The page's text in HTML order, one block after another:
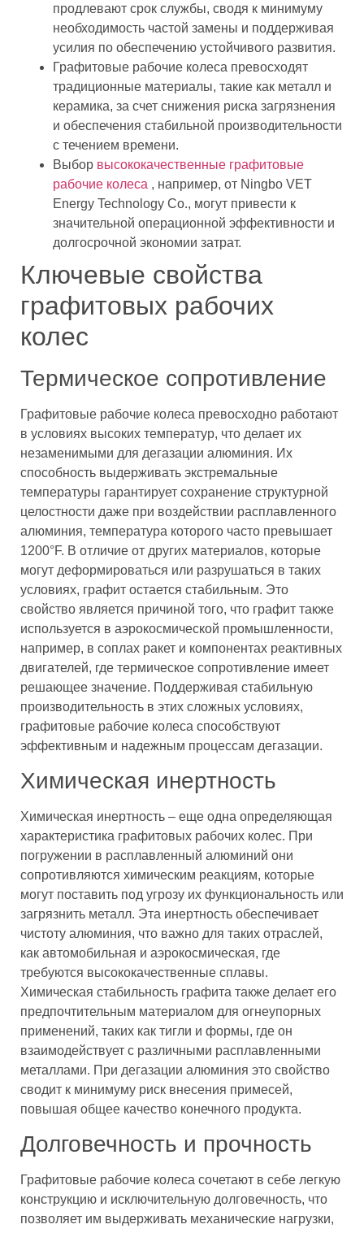
продлевают срок службы, сводя к минимуму
необходимость частой замены и поддерживая
усилия по обеспечению устойчивого развития.
Графитовые рабочие колеса превосходят
традиционные материалы, такие как металл и
керамика, за счет снижения риска загрязнения
и обеспечения стабильной производительности
с течением времени.
Выбор высококачественные графитовые
рабочие колеса , например, от Ningbo VET
Energy Technology Co., могут привести к
значительной операционной эффективности и
долгосрочной экономии затрат.
Ключевые свойства
графитовых рабочих
колес
Термическое сопротивление
Графитовые рабочие колеса превосходно работают
в условиях высоких температур, что делает их
незаменимыми для дегазации алюминия. Их
способность выдерживать экстремальные
температуры гарантирует сохранение структурной
целостности даже при воздействии расплавленного
алюминия, температура которого часто превышает
1200°F. В отличие от других материалов, которые
могут деформироваться или разрушаться в таких
условиях, графит остается стабильным. Это
свойство является причиной того, что графит также
используется в аэрокосмической промышленности,
например, в соплах ракет и компонентах реактивных
двигателей, где термическое сопротивление имеет
решающее значение. Поддерживая стабильную
производительность в этих сложных условиях,
графитовые рабочие колеса способствуют
эффективным и надежным процессам дегазации.
Химическая инертность
Химическая инертность – еще одна определяющая
характеристика графитовых рабочих колес. При
погружении в расплавленный алюминий они
сопротивляются химическим реакциям, которые
могут поставить под угрозу их функциональность или
загрязнить металл. Эта инертность обеспечивает
чистоту алюминия, что важно для таких отраслей,
как автомобильная и аэрокосмическая, где
требуются высококачественные сплавы.
Химическая стабильность графита также делает его
предпочтительным материалом для огнеупорных
применений, таких как тигли и формы, где он
взаимодействует с различными расплавленными
металлами. При дегазации алюминия это свойство
сводит к минимуму риск внесения примесей,
повышая общее качество конечного продукта.
Долговечность и прочность
Графитовые рабочие колеса сочетают в себе легкую
конструкцию и исключительную долговечность, что
позволяет им выдерживать механические нагрузки,